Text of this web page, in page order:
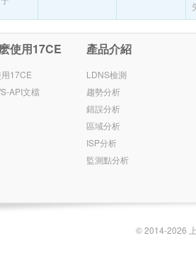
使用17CE
17CE
API文檔
產品介紹
LDNS檢測
趨勢分析
錯誤分析
區域分析
ISP分析
監測點分析
© 2014-2026